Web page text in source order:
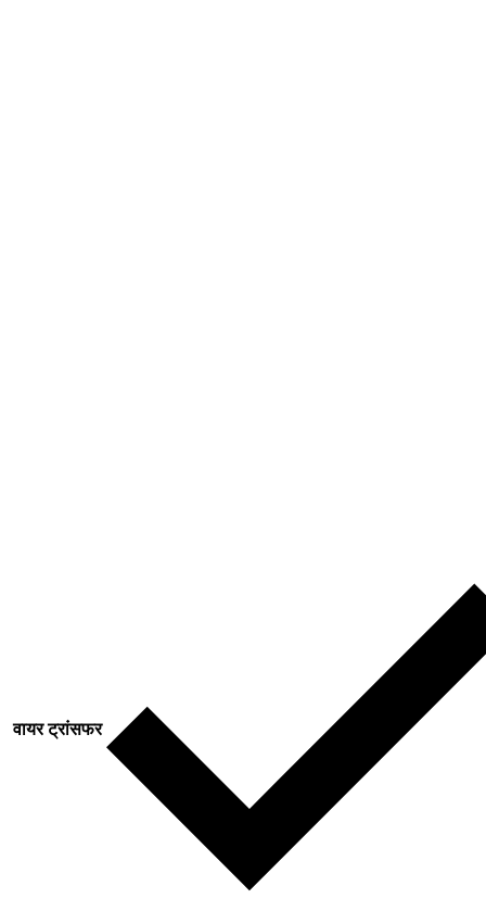
वायर ट्रांसफर